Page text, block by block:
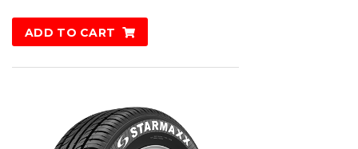
ADD TO CART